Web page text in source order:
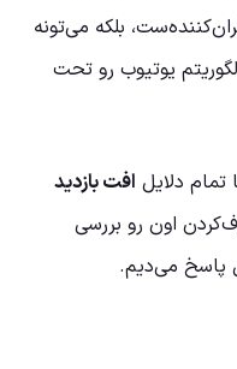
بلکه می‌تونه
یوتیوب رو تحت
دلایل افت بازدید
اون رو بررسی
پاسخ می‌دیم.